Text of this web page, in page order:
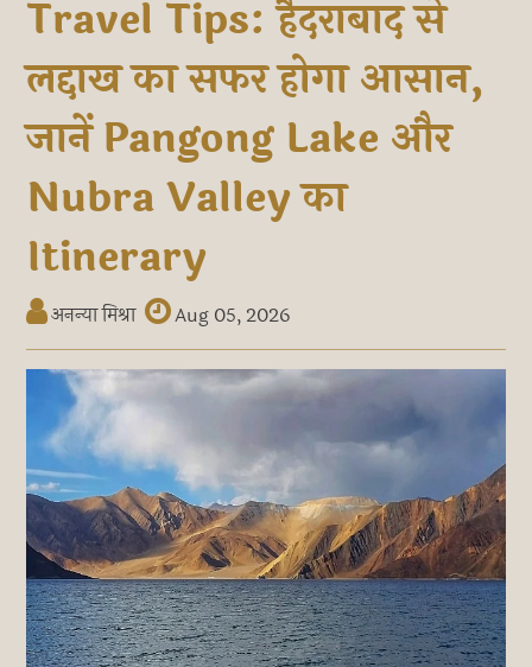
Travel Tips: हैदराबाद से
लद्दाख का सफर होगा आसान,
जानें Pangong Lake और
Nubra Valley का
Itinerary
अनन्या मिश्रा Aug 05, 2026